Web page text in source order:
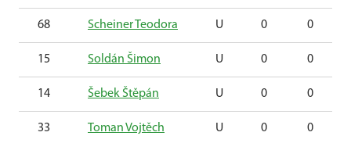
68 Scheiner Teodora U 0 0
15 Soldán Šimon U 0 0
14 Šebek Štěpán U 0 0
33 Toman Vojtěch U 0 0